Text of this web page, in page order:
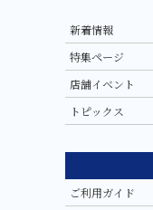
新着情報
特集ページ
店舗イベント
トピックス
ご利用ガイド